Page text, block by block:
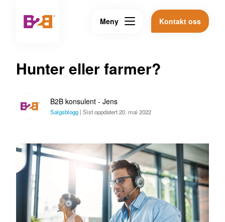
Meny Kontakt oss
Hunter eller farmer?
B2B konsulent - Jens
Salgsblogg | Sist oppdatert 20. mai 2022